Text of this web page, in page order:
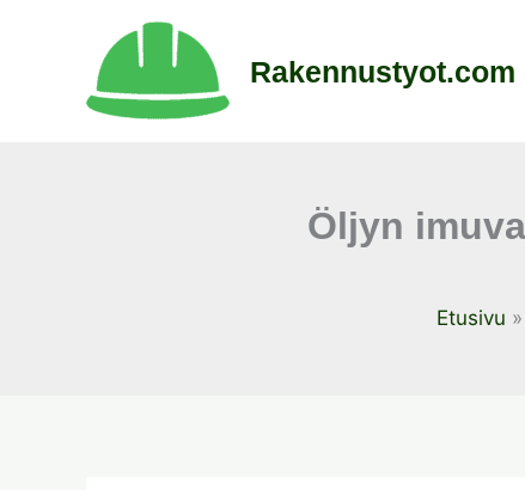
Rakennustyot.com
Öljyn
Etusivu